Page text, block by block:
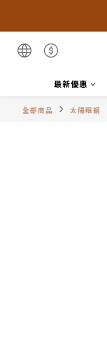
最新優惠
全部商品 太陽眼鏡